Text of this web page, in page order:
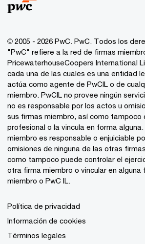
© 2005 - 2026 PwC. PwC. Todos los
"PwC" refiere a la red de firmas
PricewaterhouseCoopers International
cada una de las cuales es una entidad
actúa como agente de PwCIL o de
miembro. PwCIL no provee ningún
no es responsable por los actos u
sus firmas miembro, así como tampoco
profesional o la vincula en forma alguna.
miembro es responsable o enjuiciable
omisiones de ninguna de las otras
como tampoco puede controlar el
otra firma miembro o vincular en
miembro o PwC IL.
Política de privacidad
Información de cookies
Términos legales